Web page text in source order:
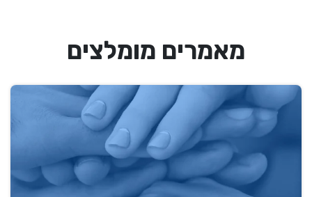
מעדיפים את העסקים הקטנים והבינוניים, את העצמאים והעצמאיות, וכמובן את
הדברים המיוחדים שיש לנו הישראלים להציע
מאמרים מומלצים